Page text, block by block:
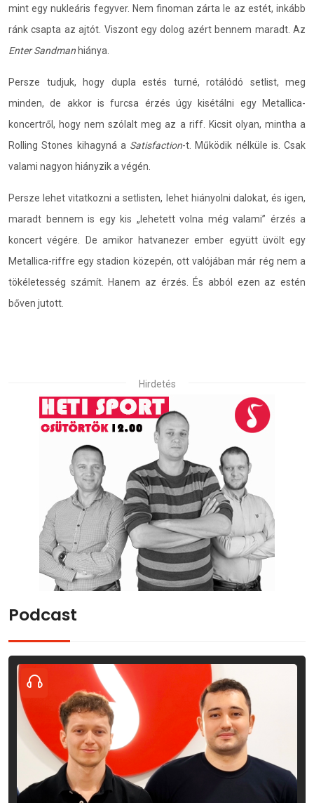
mint egy nukleáris fegyver. Nem finoman zárta le az estét, inkább
ránk csapta az ajtót. Viszont egy dolog azért bennem maradt. Az
Enter Sandmanhiánya.
Persze tudjuk, hogy dupla estés turné, rotálódó setlist, meg
minden, de akkor is furcsa érzés úgy kisétálni egy Metallica-
koncertről, hogy nem szólalt meg az a riff. Kicsit olyan, mintha a
Rolling Stones kihagyná a Satisfaction-t. Működik nélküle is. Csak
valami nagyon hiányzik a végén.
Persze lehet vitatkozni a setlisten, lehet hiányolni dalokat, és igen,
maradt bennem is egy kis „lehetett volna még valami” érzés a
koncert végére. De amikor hatvanezer ember együtt üvölt egy
Metallica-riffre egy stadion közepén, ott valójában már rég nem a
tökéletesség számít. Hanem az érzés. És abból ezen az estén
bőven jutott.
Hirdetés
Podcast